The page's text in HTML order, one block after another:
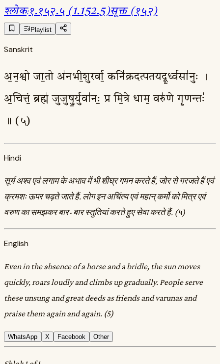
श्लोक:१.१५२.५ (1.152.5)सूक्त (१५२)
Playlist
Sanskrit
अ॒न॒श्वो जा॒तो अ॑नभी॒शुरर्वा॒ कनि॑क्रदत्पतयदू॒र्ध्वसा॑नुः ।
अ॒चित्तं॒ ब्रह्म॑ जुजुषु॒र्युवा॑नः॒ प्र मि॒त्रे धाम॒ वरु॑णे गृ॒णन्तः॑
॥ (५)
Hindi
सूर्य अश्व एवं लगाम के अभाव में भी शीघ्र गमन करते हैं, जोर से गरजते हैं एवं
क्रमशः ऊपर चढ़ते जाते हैं. लोग इन अचिंत्य एवं महान्‌ कर्मो को मित्र एवं
वरुण का समझकर बार- बार स्तुतियां करते हुए सेवा करते हैं. (५)
English
Even in the absence of a horse and a bridle, the sun moves
quickly, roars loudly and climbs up gradually. People serve
these unsung and great deeds as friends and varunas and
praise them again and again. (5)
WhatsApp X Facebook Other